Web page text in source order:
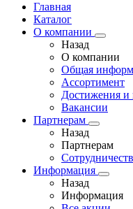
Главная
Каталог
О компании
Назад
О компании
Общая
Ассортимент
Достижения и
Вакансии
Партнерам
Назад
Партнерам
Информация
Назад
Информация